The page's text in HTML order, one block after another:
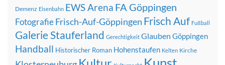
Demenz Eisenbahn EWS Arena FA Göppingen
FotografieFrisch-Auf-Göppingen Frisch Auf Fußball
Galerie Stauferland Gerechtigkeit Glauben Göppingen
Handball Historischer Roman Hohenstaufen Kelten Kirche